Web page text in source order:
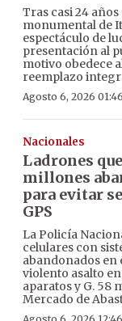
Tras casi 24
monumental de
espectáculo de
presentación al
motivo obedece
reemplazo
Agosto 6, 2026
Nacionales
Ladrones
millones
para evitar
GPS
La Policía
celulares con
abandonados en
violento asalto
aparatos y G. 58
Mercado de